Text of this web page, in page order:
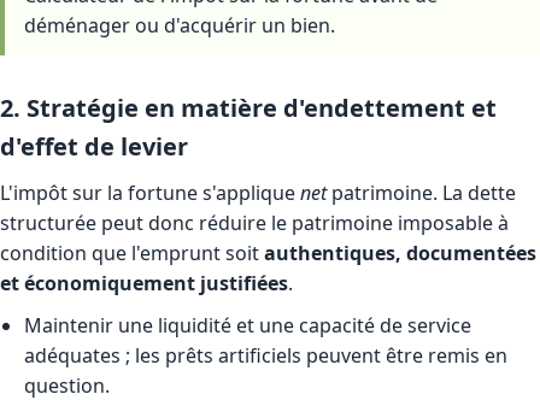
déménager ou d'acquérir un bien.
2. Stratégie en matière d'endettement et
d'effet de levier
L'impôt sur la fortune s'appliquenetpatrimoine. La dette
structurée peut donc réduire le patrimoine imposable à
condition que l'emprunt soitauthentiques, documentées
et économiquement justifiées.
Maintenir une liquidité et une capacité de service
adéquates ; les prêts artificiels peuvent être remis en
question.